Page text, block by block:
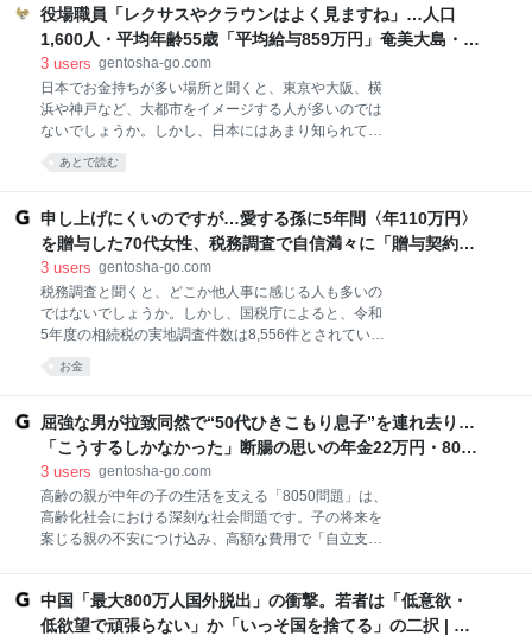
ました。 「もともと社会性があまりある方ではなく
て。資産運用でお金を貯めて、できるだけ早く会社員
人生を“上がり”にしたいと思っていました。幸運にも
妻と巡り合い、子ど
らけの省エネ住宅』（日経BP）より、太陽光発電の本
当の価値について解説します。 「知識人」と称される
人の一部に、「太陽光発電は設置しないほうがいい」
と公言する人がいます。しかし、こうした人は、イメ
ージだけで発言している可能性が高いのが実情です。
少なくとも太陽光発電の導入に伴う損益を計算すれ
は、極力単純でありつつも、反論のスキがない計算方
光発電設備を国内で設置した場合、発電できる電力量
には地域差が生じますが、日本全エリアを平均する
と、年間1200kWh程度
役場職員「レクサスやクラウンはよく見ますね」…人口
1,600人・平均年齢55歳「平均給与859万円」奄美大島・宇
検村の秘密【日本に実在する“お金持ちの田舎”の実態】 |
THE GOLD 60
3 users gentosha-go.com
日本でお金持ちが多い場所と聞くと、東京や大阪、横
浜や神戸など、大都市をイメージする人が多いのでは
ないでしょうか。しかし、日本にはあまり知られてい
ない“お金持ちの村・町”が数多く存在します。鹿児島
県の奄美大島西部に位置する宇検村（うけんそん）も
なのか、経営コンサルタントの鈴木健二郎氏が住民の
声を交えて解説します。 平均給与859万円“お金持ち
村”の実態 鹿児島県奄美大島の西部に位置する、宇検
ずか1,600人ほどのこの小さな村、実は、2024年の市
区町村別所得ランキングで全国9位にランクインし
た“お金持ち村”なのである（ZEIMO「2024年（令和6
年）市区町村別所得（年収）ランキング」より）。 村
あとで読む
申し上げにくいのですが…愛する孫に5年間〈年110万円〉
を贈与した70代女性、税務調査で自信満々に「贈与契約
書」提出も〈追徴課税100万円〉のワケ【税理士の助言】 |
ゴールドオンライン
3 users gentosha-go.com
税務調査と聞くと、どこか他人事に感じる人も多いの
ではないでしょうか。しかし、国税庁によると、令和
5年度の相続税の実地調査件数は8,556件とされていま
れているという計算です。そこで今回、相続税調査の
意点について、具体的な事例を交えてその予防策を紹
介します。 ゴールドオンライン新書最新刊、Amazon
にて好評発売中！ 『データで読み解く「日本経済」の
編】』 宅森昭吉(著)＋ゴールドオンライン (編集) 『デ
ータで読み解く「日本経済」のリアル【エンタメ・ス
ポーツ・事件編】』 宅森昭吉(著)＋ゴールドオンライ
シリーズ【国内編】 八ツ尾順一（著）＋ゴールドオン
ライン（編集） シリーズ既刊本も好評発売中
お金
屈強な男が拉致同然で“50代ひきこもり息子”を連れ去り…
「こうするしかなかった」断腸の思いの年金22万円・80代
父が400万円払った〈更生施設〉の真実。生還した息子が
明かす、地獄の全貌【弁護士が解説】 | ゴールドオンライ
ン
3 users gentosha-go.com
高齢の親が中年の子の生活を支える「8050問題」は、
高齢化社会における深刻な社会問題です。子の将来を
案じる親の不安につけ込み、高額な費用で「自立支
質商法の被害救済に注力する市川巧弁護士が、被害に
遭った場合の法的対処法について詳しく解説します。
中国「最大800万人国外脱出」の衝撃。若者は「低意欲・
低欲望で頑張らない」か「いっそ国を捨てる」の二択 | ゴ